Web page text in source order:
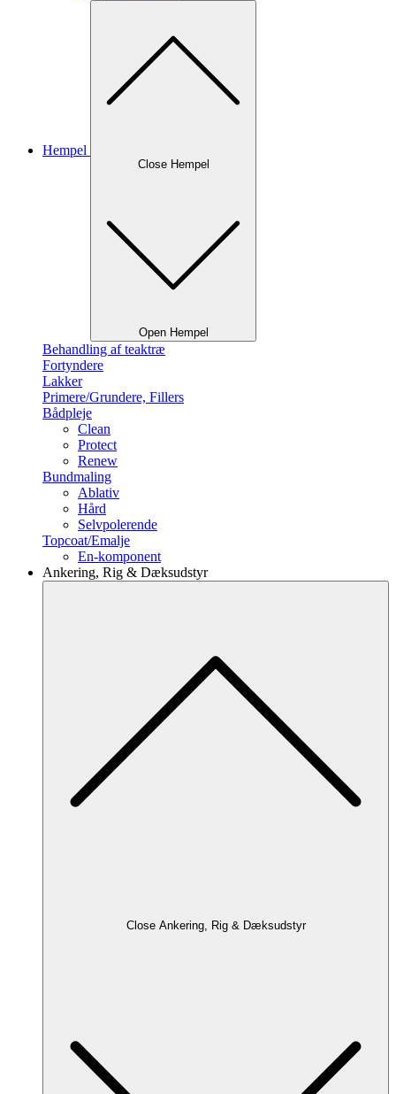
Hempel
Close Hempel
Open Hempel
Behandling af teaktræ
Fortyndere
Lakker
Primere/Grundere, Fillers
Bådpleje
Clean
Protect
Renew
Bundmaling
Ablativ
Hård
Selvpolerende
Topcoat/Emalje
En-komponent
Ankering, Rig & Dæksudstyr
Close Ankering, Rig & Dæksudstyr